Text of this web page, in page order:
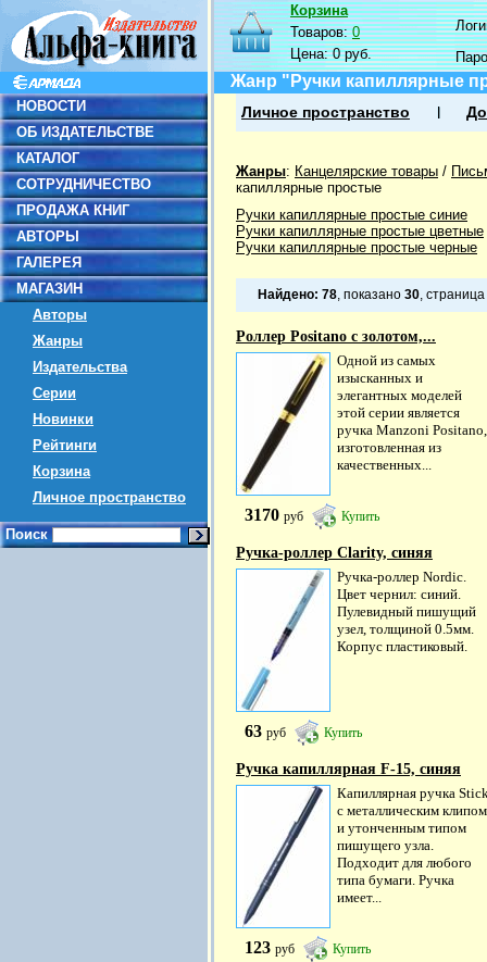
НОВОСТИ
ОБ ИЗДАТЕЛЬСТВЕ
КАТАЛОГ
СОТРУДНИЧЕСТВО
ПРОДАЖА КНИГ
АВТОРЫ
ГАЛЕРЕЯ
МАГАЗИН
Авторы
Жанры
Издательства
Серии
Новинки
Рейтинги
Корзина
Личное пространство
Поиск
Корзина
Товаров:0
Цена:0 руб.
Жанр "Ручки капиллярные
Личное пространство
Жанры: Канцелярские товары /
капиллярные простые
Ручки капиллярные простые синие
Ручки капиллярные простые цветные
Ручки капиллярные простые черные
Найдено: 78, показано 30, страница
Роллер Positano с золотом,...
Одной из самых
изысканных и
элегантных моделей
этой серии является
ручка Manzoni Positano,
изготовленная из
качественных...
3170 руб Купить
Ручка-роллер Clarity, синяя
Ручка-роллер Nordic.
Цвет чернил: синий.
Пулевидный пишущий
узел, толщиной 0.5мм.
Корпус пластиковый.
63 руб Купить
Ручка капиллярная F-15, синяя
Капиллярная ручка
с металлическим клипом
и утонченным типом
пишущего узла.
Подходит для любого
типа бумаги. Ручка
имеет...
123 руб Купить